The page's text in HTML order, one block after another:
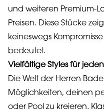
und weiteren Premium-
Preisen. Diese Stücke
keineswegs
bedeutet.
Vielfältige Styles für
Die Welt der Herren
Möglichkeiten, deinen
oder Pool zu kreieren.